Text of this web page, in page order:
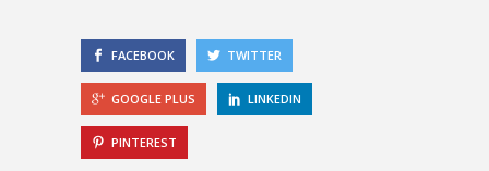
FACEBOOK TWITTER
GOOGLE PLUS LINKEDIN
PINTEREST